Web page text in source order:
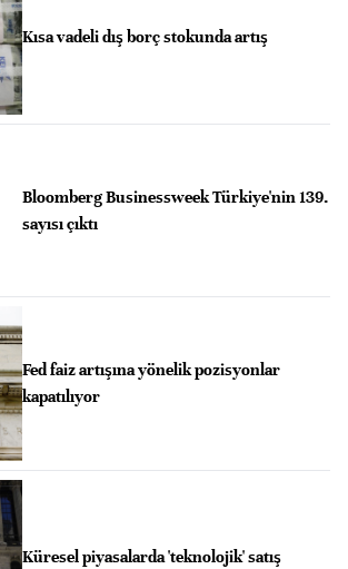
Kısa vadeli dış borç stokunda artış
Bloomberg Businessweek Türkiye'nin 139.
sayısı çıktı
Fed faiz artışına yönelik pozisyonlar
kapatılıyor
Küresel piyasalarda 'teknolojik' satış